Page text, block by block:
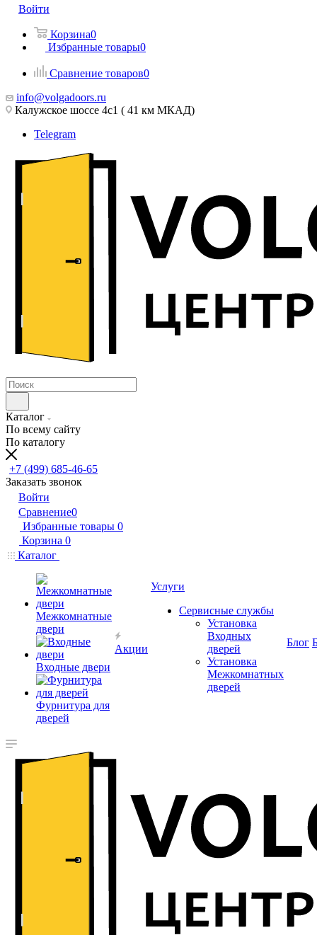
Войти
Корзина0
Избранные товары0
Сравнение товаров0
info@volgadoors.ru
Калужское шоссе 4с1 ( 41 км МКАД)
Telegram
Каталог
По всему сайту
По каталогу
+7 (499) 685-46-65
Заказать звонок
Войти
Сравнение0
Избранные товары 0
Корзина 0
Каталог
Межкомнатные
двери
Входные двери
Фурнитура для
дверей
Акции
Услуги
Сервисные службы
Установка
Входных
дверей
Установка
Межкомнатных
дверей
Блог